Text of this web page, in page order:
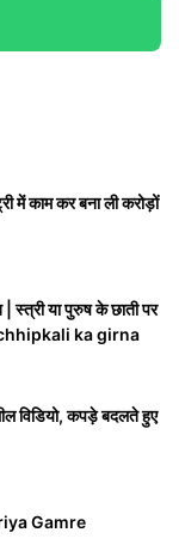
में काम कर बना ली करोड़ों
स्त्री या पुरुष के छाती पर
chhipkali ka girna
विडियो, कपड़े बदलते हुए
Gamre